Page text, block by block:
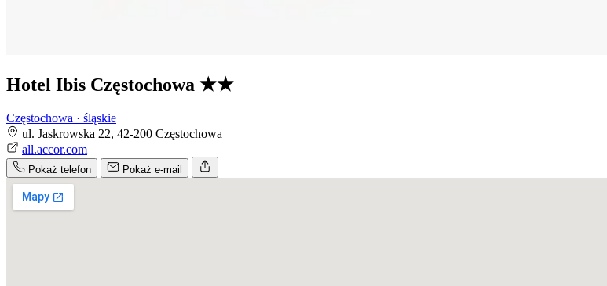
Hotel Ibis Częstochowa ★★
Częstochowa · śląskie
ul. Jaskrowska 22, 42-200 Częstochowa
all.accor.com
Pokaż telefon Pokaż e-mail